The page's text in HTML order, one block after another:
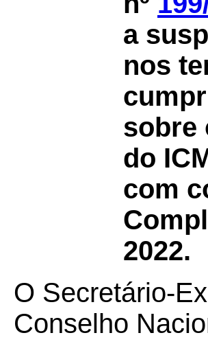
a
nos
sobre
do
com
2022.
O Secretário-
Conselho